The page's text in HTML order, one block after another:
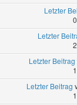
Letzter
Letzter
Letzter Beitrag
Letzter Beitrag